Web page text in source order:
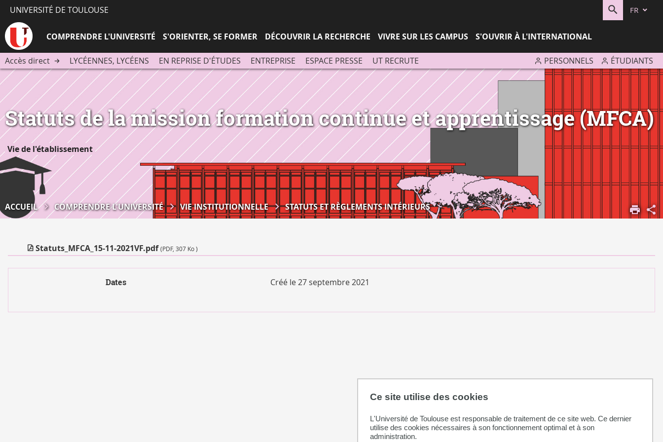
Ce site utilise des cookies
L'Université de Toulouse est responsable de traitement de ce site web. Ce dernier
utilise des cookies nécessaires à son fonctionnement optimal et à son
administration.
UNIVERSITÉ DE TOULOUSE FR
COMPRENDRE L'UNIVERSITÉ S'ORIENTER, SE FORMER DÉCOUVRIR LA RECHERCHE VIVRE SUR LES CAMPUS S'OUVRIR À L'INTERNATIONAL
Accès direct LYCÉENNES, LYCÉENS EN REPRISE D'ÉTUDES ENTREPRISE ESPACE PRESSE UT RECRUTE PERSONNELS ÉTUDIANTS
Statuts de la mission formation continue et apprentissage (MFCA)
Vie de l'établissement
ACCUEIL COMPRENDRE L'UNIVERSITÉ VIE INSTITUTIONNELLE STATUTS ET RÈGLEMENTS INTÉRIEURS
Statuts_MFCA_15-11-2021VF.pdf(PDF, 307 Ko )
Dates Créé le27 septembre 2021